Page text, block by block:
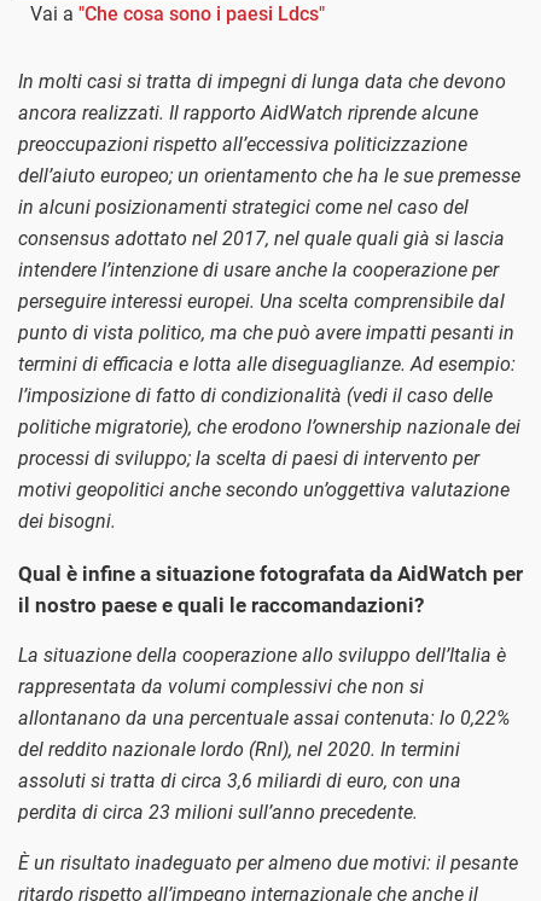
Vai a "Che cosa sono i paesi Ldcs"
In molti casi si tratta di impegni di lunga data che devono
ancora realizzati. Il rapporto AidWatch riprende alcune
preoccupazioni rispetto all’eccessiva politicizzazione
dell’aiuto europeo; un orientamento che ha le sue premesse
in alcuni posizionamenti strategici come nel caso del
consensus adottato nel 2017, nel quale quali già si lascia
intendere l’intenzione di usare anche la cooperazione per
perseguire interessi europei. Una scelta comprensibile dal
punto di vista politico, ma che può avere impatti pesanti in
termini di efficacia e lotta alle diseguaglianze. Ad esempio:
l’imposizione di fatto di condizionalità (vedi il caso delle
politiche migratorie), che erodono l’ownership nazionale dei
processi di sviluppo; la scelta di paesi di intervento per
motivi geopolitici anche secondo un’oggettiva valutazione
dei bisogni.
Qual è infine a situazione fotografata da AidWatch per
il nostro paese e quali le raccomandazioni?
La situazione della cooperazione allo sviluppo dell’Italia è
rappresentata da volumi complessivi che non si
allontanano da una percentuale assai contenuta: lo 0,22%
del reddito nazionale lordo (Rnl), nel 2020. In termini
assoluti si tratta di circa 3,6 miliardi di euro, con una
perdita di circa 23 milioni sull’anno precedente.
È un risultato inadeguato per almeno due motivi: il pesante
ritardo rispetto all’impegno internazionale che anche il